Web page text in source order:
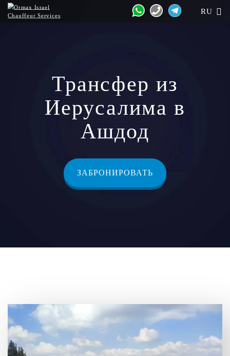
RU
Трансфер из
Иерусалима в
Ашдод
ЗАБРОНИРОВАТЬ